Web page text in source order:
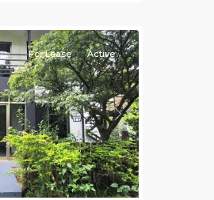
Next
For Lease Active